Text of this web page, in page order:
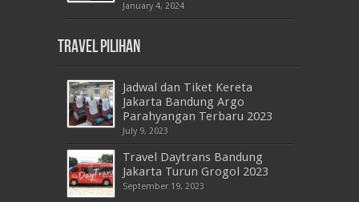
January 4, 2024
Travel Pilihan
Jadwal dan Tiket Kereta
Jakarta Bandung Argo
Parahyangan Terbaru 2023
July 9, 2023
Travel Daytrans Bandung
Jakarta Turun Grogol 2023
September 19, 2023